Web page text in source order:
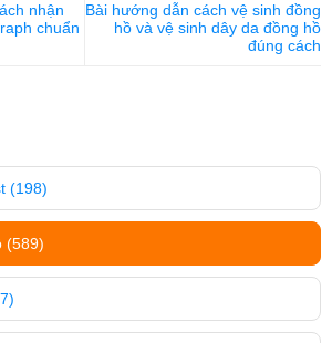
nhận
chuẩn
Bài hướng dẫn cách vệ sinh đồng
hồ và vệ sinh dây da đồng hồ
đúng cách
(198)
(589)